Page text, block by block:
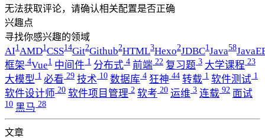
无法获取评论，请确认相关配置是否正确
兴趣点
寻找你感兴趣的领域
AI1AMD1CSS14Git2Github2HTML3Hexo2JDBC1Java58
框架 4Vue1 中间件 1 分布式 4 前端 22 复习题 3 大学课程 23
大模型 1 必看 29 技术 10 数据库 4 狂神 44 转载 1 软件测试 1
软件设计师 20 软件项目管理 2 软考 20 运维 3 连载 92 面试
10 黑马 28
文章